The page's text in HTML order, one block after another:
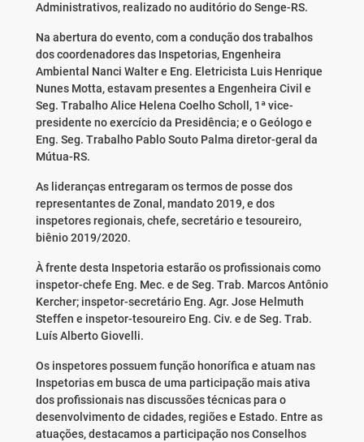
Administrativos, realizado no auditório do Senge-RS.
Na abertura do evento, com a condução dos trabalhos
dos coordenadores das Inspetorias, Engenheira
Ambiental Nanci Walter e Eng. Eletricista Luis Henrique
Nunes Motta, estavam presentes a Engenheira Civil e
Seg. Trabalho Alice Helena Coelho Scholl, 1ª vice-
presidente no exercício da Presidência; e o Geólogo e
Eng. Seg. Trabalho Pablo Souto Palma diretor-geral da
Mútua-RS.
As lideranças entregaram os termos de posse dos
representantes de Zonal, mandato 2019, e dos
inspetores regionais, chefe, secretário e tesoureiro,
biênio 2019/2020.
À frente desta Inspetoria estarão os profissionais como
inspetor-chefe Eng. Mec. e de Seg. Trab. Marcos Antônio
Kercher; inspetor-secretário Eng. Agr. Jose Helmuth
Steffen e inspetor-tesoureiro Eng. Civ. e de Seg. Trab.
Luís Alberto Giovelli.
Os inspetores possuem função honorífica e atuam nas
Inspetorias em busca de uma participação mais ativa
dos profissionais nas discussões técnicas para o
desenvolvimento de cidades, regiões e Estado. Entre as
atuações, destacamos a participação nos Conselhos